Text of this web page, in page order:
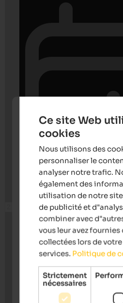
Ce site Web
cookies
Nous utilisons des
personnaliser le
analyser notre trafic.
également des
utilisation de notre
de publicité et
combiner avec
vous leur avez
collectées lors de
services. Politique de
Strictement
nécessaires